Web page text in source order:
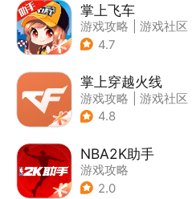
掌上飞车
游戏攻略
游戏社区
4.7
掌上穿越火线
游戏攻略
游戏社区
4.8
NBA2K助手
游戏攻略
2.0